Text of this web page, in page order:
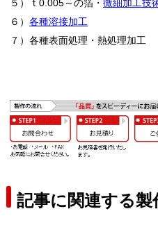
５）ｔ0.005～の箔・ 微細加工技
６） 各種溶接加工
７）各種表面処理・熱処理加工
記事に関連する製